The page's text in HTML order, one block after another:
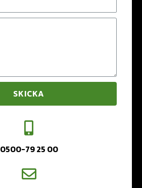
SKICKA
0500-79 25 00